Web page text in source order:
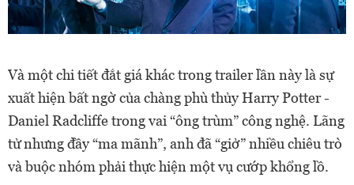
Và một chi tiết đắt giá khác trong trailer lần này là sự
xuất hiện bất ngờ của chàng phù thủy Harry Potter -
Daniel Radcliffe trong vai “ông trùm” công nghệ. Lãng
tử nhưng đầy “ma mãnh”, anh đã “giở” nhiều chiêu trò
và buộc nhóm phải thực hiện một vụ cướp khổng lồ.